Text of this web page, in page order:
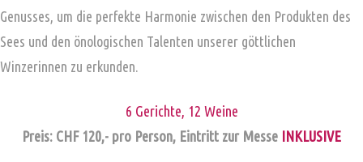
Genusses, um die perfekte Harmonie zwischen den Produkten des
Sees und den önologischen Talenten unserer göttlichen
Winzerinnen zu erkunden.
6 Gerichte, 12 Weine
Preis: CHF 120,- pro Person, Eintritt zur Messe INKLUSIVE